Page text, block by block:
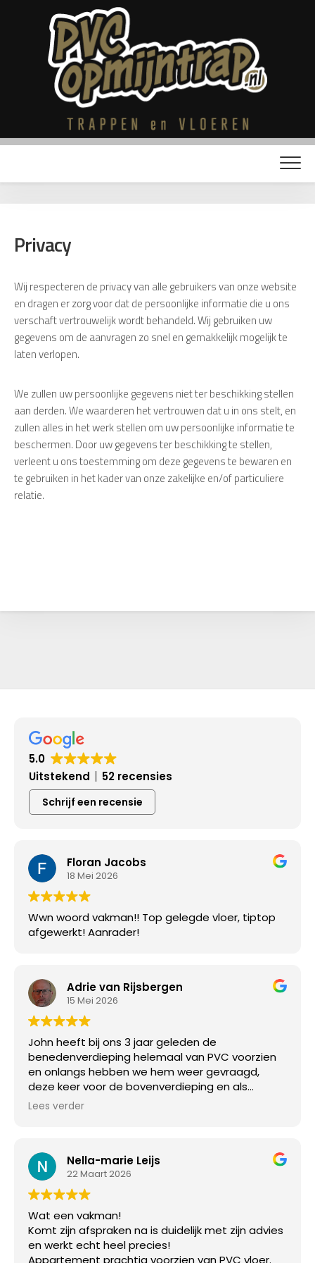
Privacy
Wij respecteren de privacy van alle gebruikers van onze website
en dragen er zorg voor dat de persoonlijke informatie die u ons
verschaft vertrouwelijk wordt behandeld. Wij gebruiken uw
gegevens om de aanvragen zo snel en gemakkelijk mogelijk te
laten verlopen.
We zullen uw persoonlijke gegevens niet ter beschikking stellen
aan derden. We waarderen het vertrouwen dat u in ons stelt, en
zullen alles in het werk stellen om uw persoonlijke informatie te
beschermen. Door uw gegevens ter beschikking te stellen,
verleent u ons toestemming om deze gegevens te bewaren en
te gebruiken in het kader van onze zakelijke en/of particuliere
relatie.
5.0
Uitstekend
52 recensies
Schrijf een recensie
Floran Jacobs
18 Mei 2026
Wwn woord vakman!! Top gelegde vloer, tiptop
afgewerkt! Aanrader!
Adrie van Rijsbergen
15 Mei 2026
John heeft bij ons 3 jaar geleden de
benedenverdieping helemaal van PVC voorzien
en onlangs hebben we hem weer gevraagd,
deze keer voor de bovenverdieping en als
laatste ook onze trap. Alles tiptop in orde. John is
Lees verder
Nella-marie Leijs
22 Maart 2026
Wat een vakman!
Komt zijn afspraken na is duidelijk met zijn advies
en werkt echt heel precies!
Appartement prachtig voorzien van PVC vloer.